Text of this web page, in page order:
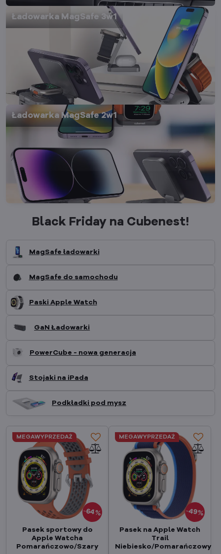
Ładowarka MagSafe 3w1
Ładowarka MagSafe 2w1
Black Friday na Cubenest!
MagSafe ładowarki
MagSafe do samochodu
Paski Apple Watch
GaN Ładowarki
PowerCube - nowa generacja
Stojaki na iPada
Podkładki pod mysz
64%
MEGAWYPRZEDAŻ
Pasek sportowy do
Apple Watcha
Pomarańczowo/Szary
49%
MEGAWYPRZEDAŻ
Pasek na Apple Watch
Trail
Niebiesko/Pomarańczowy